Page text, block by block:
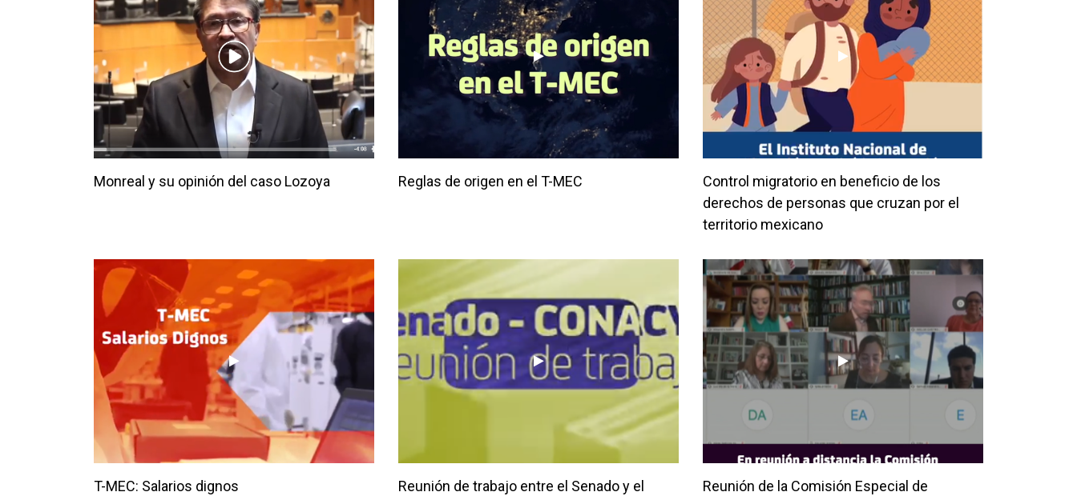
Monreal y su opinión del caso Lozoya Reglas de origen en el T-MEC
Control migratorio en beneficio de los
derechos de personas que cruzan por el
territorio mexicano
T-MEC: Salarios dignos
Reunión de trabajo entre el Senado y el
Reunión de la Comisión Especial de